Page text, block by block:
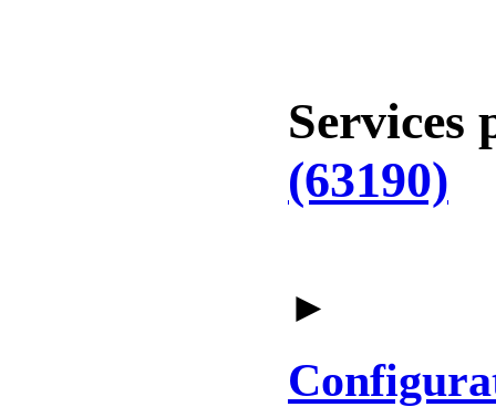
Services
(63190)
►